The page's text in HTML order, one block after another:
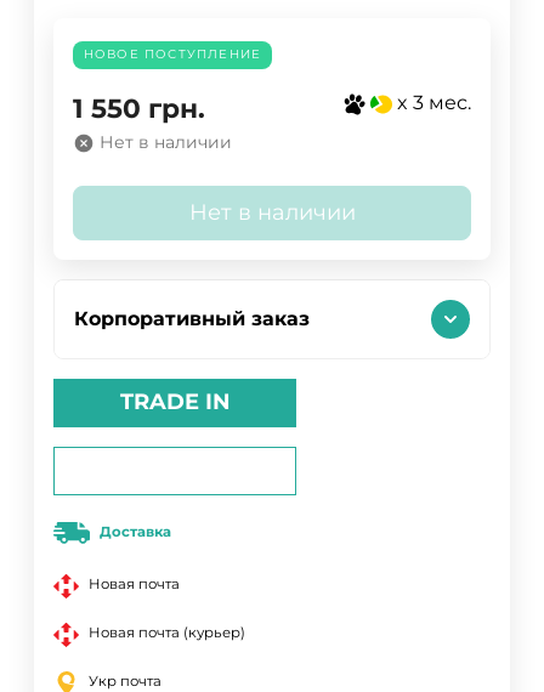
НОВОЕ ПОСТУПЛЕНИЕ
1 550 грн. x 3 мес.
Нет в наличии
Нет в наличии
Корпоративный заказ
TRADE IN
Доставка
Новая почта
Новая почта (курьер)
Укр почта